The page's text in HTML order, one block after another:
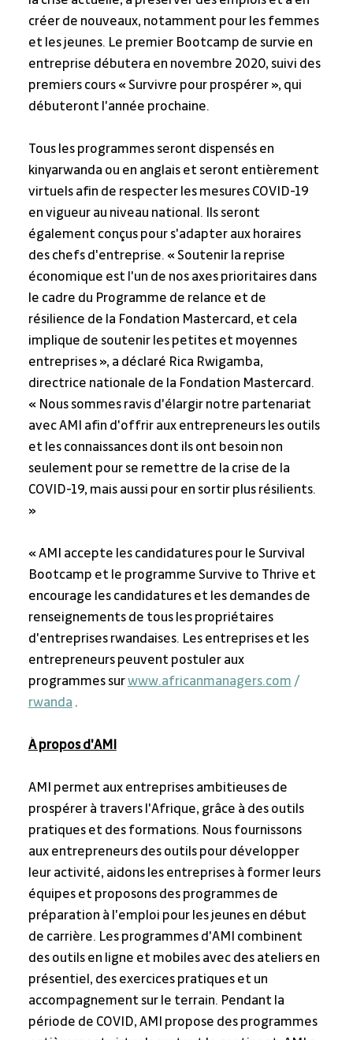
créer de nouveaux, notamment pour les femmes
et les jeunes. Le premier Bootcamp de survie en
entreprise débutera en novembre 2020, suivi des
premiers cours « Survivre pour prospérer », qui
débuteront l'année prochaine.
Tous les programmes seront dispensés en
kinyarwanda ou en anglais et seront entièrement
virtuels afin de respecter les mesures COVID-19
en vigueur au niveau national. Ils seront
également conçus pour s'adapter aux horaires
des chefs d'entreprise. « Soutenir la reprise
économique est l'un de nos axes prioritaires dans
le cadre du Programme de relance et de
résilience de la Fondation Mastercard, et cela
implique de soutenir les petites et moyennes
entreprises », a déclaré Rica Rwigamba,
directrice nationale de la Fondation Mastercard.
« Nous sommes ravis d'élargir notre partenariat
avec AMI afin d'offrir aux entrepreneurs les outils
et les connaissances dont ils ont besoin non
seulement pour se remettre de la crise de la
COVID-19, mais aussi pour en sortir plus résilients.
»
« AMI accepte les candidatures pour le Survival
Bootcamp et le programme Survive to Thrive et
encourage les candidatures et les demandes de
renseignements de tous les propriétaires
d'entreprises rwandaises. Les entreprises et les
entrepreneurs peuvent postuler aux
programmes sur www.africanmanagers.com /
rwanda .
À propos d'AMI
AMI permet aux entreprises ambitieuses de
prospérer à travers l'Afrique, grâce à des outils
pratiques et des formations. Nous fournissons
aux entrepreneurs des outils pour développer
leur activité, aidons les entreprises à former leurs
équipes et proposons des programmes de
préparation à l'emploi pour les jeunes en début
de carrière. Les programmes d'AMI combinent
des outils en ligne et mobiles avec des ateliers en
présentiel, des exercices pratiques et un
accompagnement sur le terrain. Pendant la
période de COVID, AMI propose des programmes